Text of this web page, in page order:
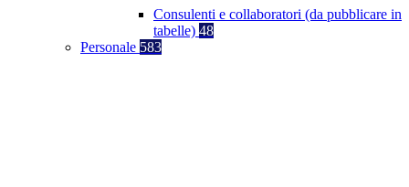
Consulenti e collaboratori (da pubblicare in
tabelle) 48
Personale 583